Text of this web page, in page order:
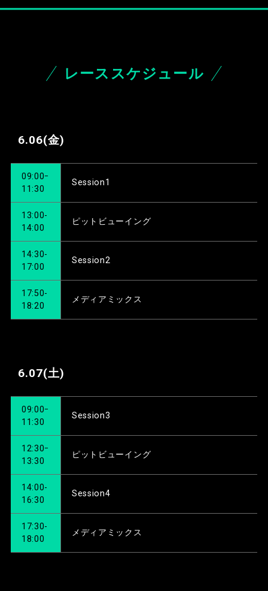
レーススケジュール
6.06(金)
09:00ｰ
11:30
Session1
13:00-
14:00
ピットビューイング
14:30-
17:00
Session2
17:50-
18:20
メディアミックス
6.07(土)
09:00ｰ
11:30
Session3
12:30ｰ
13:30
ピットビューイング
14:00-
16:30
Session4
17:30-
18:00
メディアミックス